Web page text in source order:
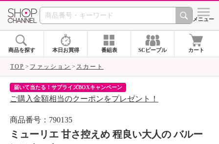
SHOP CHANNEL シメニュー
商品を探す 本日お買得 番組表 SCピープル カート
TOP ファッション スカート
届いて当たる！サプライズBOXキャンペーン
ご購入金額相当のクーポンをプレゼント！
商品番号：790135
ミューリエ 甘さ控えめ 程良い大人の バルー